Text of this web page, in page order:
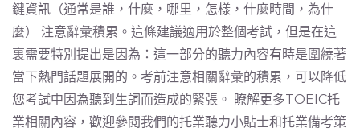
鍵資訊（通常是誰，什麼，哪里，怎樣，什麼時間，為什
麼） 注意辭彙積累。這條建議適用於整個考試，但是在這
裏需要特別提出是因為：這一部分的聽力內容有時是圍繞著
當下熱門話題展開的。考前注意相關辭彙的積累，可以降低
您考試中因為聽到生詞而造成的緊張。 瞭解更多TOEIC托
業相關內容，歡迎參閱我們的托業聽力小貼士和托業備考策